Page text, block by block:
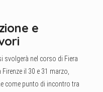
e
svolgerà nel corso di Fiera
il 30 e 31 marzo,
come punto di incontro tra